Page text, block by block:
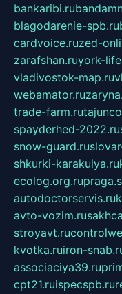
bankaribi.ru
blagodarenie-spb.ru
cardvoice.ruzed-
zarafshan.ruyork-
vladivostok-map.ru
webamator.ru
trade-farm.ru
spayderhed-2022.ru
snow-guard.ru
shkurki-karakulya.ru
ecolog.org.ru
autodoctorservis.ru
avto-vozim.ru
stroyavt.ru
kvotka.ruiron-
associaciya39.ru
cpt21.ruispecspb.ru